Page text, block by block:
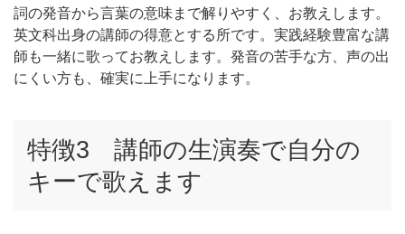
詞の発音から言葉の意味まで解りやすく、お教えします。
英文科出身の講師の得意とする所です。実践経験豊富な講
師も一緒に歌ってお教えします。発音の苦手な方、声の出
にくい方も、確実に上手になります。
特徴3 講師の生演奏で自分の
キーで歌えます